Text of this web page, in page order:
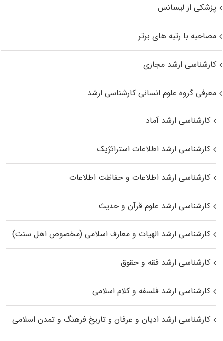
پزشکی از لیسانس
مصاحبه با رتبه های برتر
کارشناسی ارشد مجازی
معرفی گروه علوم انسانی کارشناسی ارشد
کارشناسی ارشد آماد
کارشناسی ارشد اطلاعات استراتژیک
کارشناسی ارشد اطلاعات و حفاظت اطلاعات
کارشناسی ارشد علوم قرآن و حدیث
کارشناسی ارشد الهیات و معارف اسلامی (مخصوص اهل سنت)
کارشناسی ارشد فقه و حقوق
کارشناسی ارشد فلسفه و کلام اسلامی
کارشناسی ارشد ادیان و عرفان و تاریخ فرهنگ و تمدن اسلامی